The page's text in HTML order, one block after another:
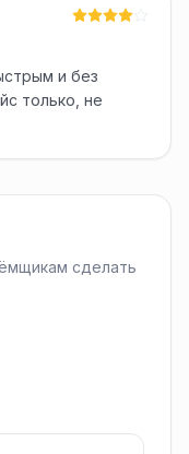
и без
только, не
сделать